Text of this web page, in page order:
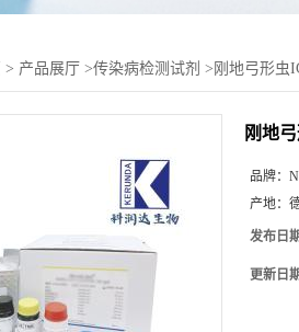
> 产品展厅 >传染病检测试剂 > 刚地弓形虫
刚地
品牌：
产地：
发布日期
更新日期